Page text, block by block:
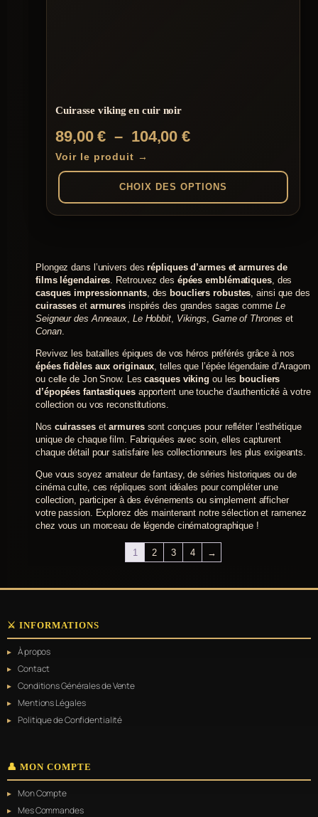
produit
Cuirasse viking en cuir noir
89,00€ – 104,00€Plage
prix :
89,00 €
à
Voir le produit →
CHOIX DES OPTIONS
variations.
Les
options
peuvent
être
choisies
sur
la
page
du
produit
Plongez dans l’univers desrépliques d’armes et armures de
films légendaires. Retrouvez des épées emblématiques, des
casques impressionnants, des boucliers robustes, ainsi que des
cuirasses et armures inspirés des grandes sagas comme Le
Seigneur des Anneaux, Le Hobbit, Vikings, Game of Thrones et
Conan.
Revivez les batailles épiques de vos héros préférés grâce à nos
épées fidèles aux originaux, telles que l’épée légendaire d’Aragorn
ou celle de Jon Snow. Lescasques viking ou les boucliers
d’épopées fantastiquesapportent une touche d’authenticité à votre
collection ou vos reconstitutions.
Nos cuirassesetarmuressont conçues pour refléter l’esthétique
unique de chaque film. Fabriquées avec soin, elles capturent
chaque détail pour satisfaire les collectionneurs les plus exigeants.
Que vous soyez amateur de fantasy, de séries historiques ou de
cinéma culte, ces répliques sont idéales pour compléter une
collection, participer à des événements ou simplement afficher
votre passion. Explorez dès maintenant notre sélection et ramenez
chez vous un morceau de légende cinématographique !
1 2 3 4 →
⚔️ INFORMATIONS
À propos
Contact
Conditions Générales de Vente
Mentions Légales
Politique de Confidentialité
👤 MON COMPTE
Mon Compte
Mes Commandes